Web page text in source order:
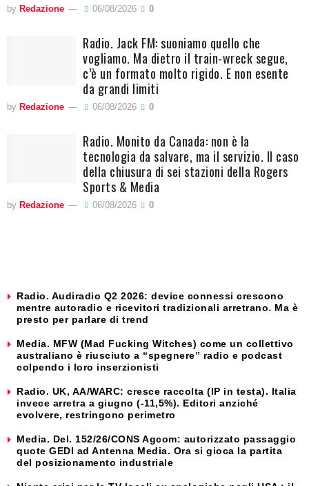
by Redazione 06/08/2026 0
Radio. Jack FM: suoniamo quello che
vogliamo. Ma dietro il train-wreck segue,
c’è un formato molto rigido. E non esente
da grandi limiti
by Redazione 06/08/2026 0
Radio. Monito da Canada: non è la
tecnologia da salvare, ma il servizio. Il caso
della chiusura di sei stazioni della Rogers
Sports & Media
by Redazione 06/08/2026 0
Radio. Audiradio Q2 2026: device connessi crescono
mentre autoradio e ricevitori tradizionali arretrano. Ma è
presto per parlare di trend
Media. MFW (Mad Fucking Witches) come un collettivo
australiano è riusciuto a “spegnere” radio e podcast
colpendo i loro inserzionisti
Radio. UK, AA/WARC: cresce raccolta (IP in testa). Italia
invece arretra a giugno (-11,5%). Editori anziché
evolvere, restringono perimetro
Media. Del. 152/26/CONS Agcom: autorizzato passaggio
quote GEDI ad Antenna Media. Ora si gioca la partita
del posizionamento industriale